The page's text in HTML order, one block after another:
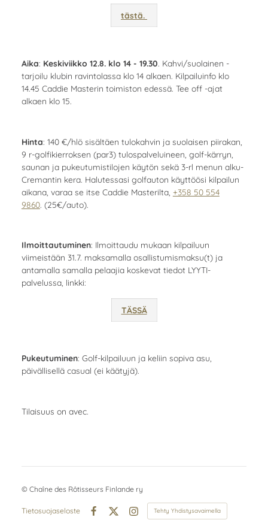
tästä.
Aika: Keskiviikko 12.8. klo 14 - 19.30. Kahvi/suolainen -
tarjoilu klubin ravintolassa klo 14 alkaen. Kilpailuinfo klo
14.45 Caddie Masterin toimiston edessä. Tee off -ajat
alkaen klo 15.
Hinta: 140 €/hlö sisältäen tulokahvin ja suolaisen piirakan,
9 r-golfikierroksen (par3) tulospalveluineen, golf-kärryn,
saunan ja pukeutumistilojen käytön sekä 3-rl menun alku-
Cremantin kera. Halutessasi golfauton käyttöösi kilpailun
aikana, varaa se itse Caddie Masterilta, +358 50 554
9860. (25€/auto).
Ilmoittautuminen: Ilmoittaudu mukaan kilpailuun
viimeistään 31.7. maksamalla osallistumismaksu(t) ja
antamalla samalla pelaajia koskevat tiedot LYYTI-
palvelussa, linkki:
TÄSSÄ
Pukeutuminen: Golf-kilpailuun ja keliin sopiva asu,
päivällisellä casual (ei käätyjä).
Tilaisuus on avec.
© Chaîne des Rôtisseurs Finlande ry
Tietosuojaseloste
Facebook
X Instagram
Tehty Yhdistysavaimella